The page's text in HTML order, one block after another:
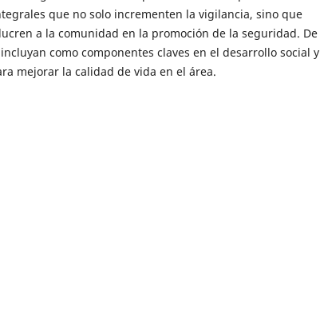
que no solo incrementen la vigilancia, sino que
a la comunidad en la promoción de la seguridad. De
como componentes claves en el desarrollo social y
mejorar la calidad de vida en el área.